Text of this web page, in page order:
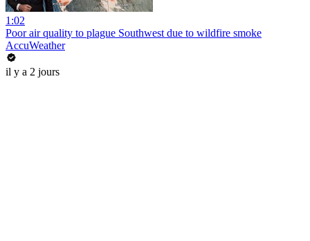
1:02
Poor air quality to plague Southwest due to wildfire smoke
AccuWeather
il y a 2 jours